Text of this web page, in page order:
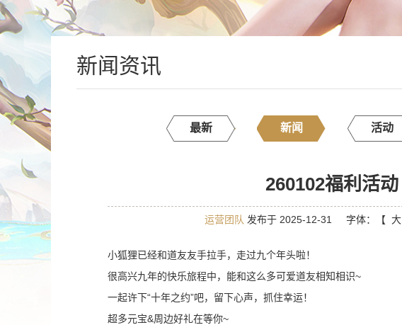
新闻资讯
最新 新闻 活动
260102福利活动
运营团队 发布于 2025-12-31 字体：【 大
小狐狸已经和道友友手拉手，走过九个年头啦！
很高兴九年的快乐旅程中，能和这么多可爱道友相知相识~
一起许下“十年之约”吧，留下心声，抓住幸运！
超多元宝&周边好礼在等你~